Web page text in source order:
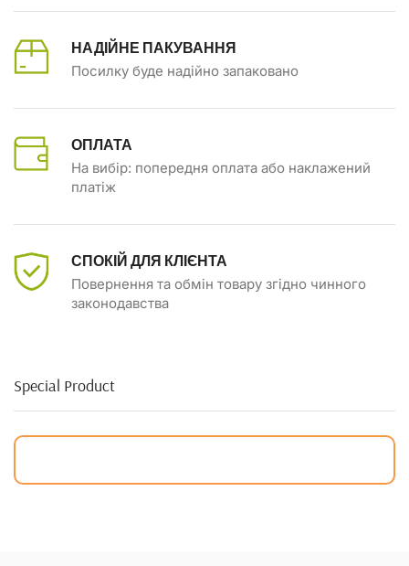
НАДІЙНЕ ПАКУВАННЯ
Посилку буде надійно запаковано
ОПЛАТА
На вибір: попередня оплата або наклажений
платіж
СПОКІЙ ДЛЯ КЛІЄНТА
Повернення та обмін товару згідно чинного
законодавства
Special Product